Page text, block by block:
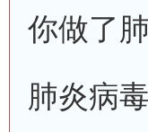
你做了
肺炎病